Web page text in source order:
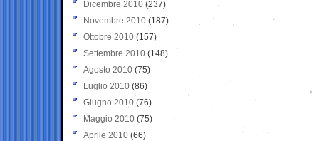
Dicembre 2010 (237)
Novembre 2010 (187)
Ottobre 2010 (157)
Settembre 2010 (148)
Agosto 2010 (75)
Luglio 2010 (86)
Giugno 2010 (76)
Maggio 2010 (75)
Aprile 2010 (66)